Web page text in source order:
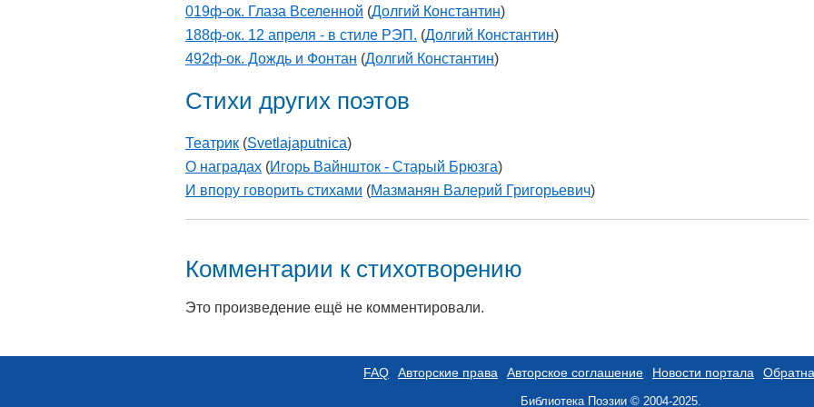
019ф-ок. Глаза Вселенной (Долгий Константин)
188ф-ок. 12 апреля - в стиле РЭП. (Долгий Константин)
492ф-ок. Дождь и Фонтан (Долгий Константин)
Стихи других поэтов
Театрик (Svetlajaputnica)
О наградах (Игорь Вайншток - Старый Брюзга)
И впору говорить стихами (Мазманян Валерий Григорьевич)
Комментарии к стихотворению
Это произведение ещё не комментировали.
FAQ Авторские права Авторское соглашение Новости портала
Библиотека Поэзии © 2004-2025.